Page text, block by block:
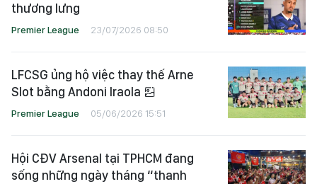
thương lưng
Premier League 23/07/2026 08:50
LFCSG ủng hộ việc thay thế Arne
Slot bằng Andoni Iraola
Premier League 05/06/2026 15:51
Hội CĐV Arsenal tại TPHCM đang
sống những ngày tháng “thanh